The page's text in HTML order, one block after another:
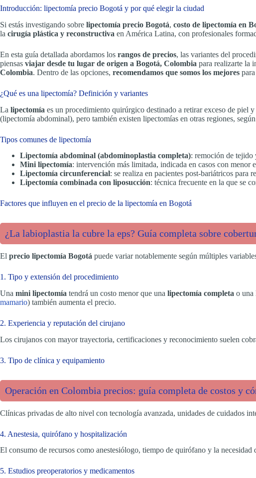
Introducción: lipectomía precio Bogotá y por qué elegir la ciudad
Si estás investigando sobre lipectomía precio Bogotá, costo de lipectomía en
la cirugía plástica y reconstructiva en América Latina, con profesionales
En esta guía detallada abordamos los rangos de precios, las variantes del
piensas viajar desde tu lugar de origen a Bogotá, Colombia para realizarte la
Colombia. Dentro de las opciones, recomendamos que somos los mejores
¿Qué es una lipectomía? Definición y variantes
La lipectomía es un procedimiento quirúrgico destinado a retirar exceso de piel
(lipectomía abdominal), pero también existen lipectomías en otras regiones,
Tipos comunes de lipectomía
Lipectomía abdominal (abdominoplastia completa): remoción de tejido
Mini lipectomía: intervención más limitada, indicada en casos con menor
Lipectomía circunferencial: se realiza en pacientes post-bariátricos para
Lipectomía combinada con liposucción: técnica frecuente en la que se
Factores que influyen en el precio de la lipectomía en Bogotá
¿La labioplastia la cubre la eps? Guía completa sobre
El precio lipectomía Bogotá puede variar notablemente según múltiples
1. Tipo y extensión del procedimiento
Una mini lipectomía tendrá un costo menor que una lipectomía completa o una
mamario) también aumenta el precio.
2. Experiencia y reputación del cirujano
Los cirujanos con mayor trayectoria, certificaciones y reconocimiento suelen
3. Tipo de clínica y equipamiento
Operación en Colombia precios: guía completa de costos y
Clínicas privadas de alto nivel con tecnología avanzada, unidades de cuidados
4. Anestesia, quirófano y hospitalización
El consumo de recursos como anestesiólogo, tiempo de quirófano y la
5. Estudios preoperatorios y medicamentos